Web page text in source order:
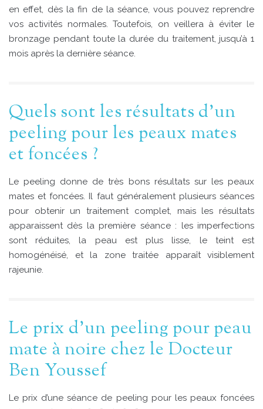
en effet, dès la fin de la séance, vous pouvez reprendre
vos activités normales. Toutefois, on veillera à éviter le
bronzage pendant toute la durée du traitement, jusqu’à 1
mois après la dernière séance.
Quels sont les résultats d’un
peeling pour les peaux mates
et foncées ?
Le peeling donne de très bons résultats sur les peaux
mates et foncées. Il faut généralement plusieurs séances
pour obtenir un traitement complet, mais les résultats
apparaissent dès la première séance : les imperfections
sont réduites, la peau est plus lisse, le teint est
homogénéisé, et la zone traitée apparaît visiblement
rajeunie.
Le prix d’un peeling pour peau
mate à noire chez le Docteur
Ben Youssef
Le prix d’une séance de peeling pour les peaux foncées